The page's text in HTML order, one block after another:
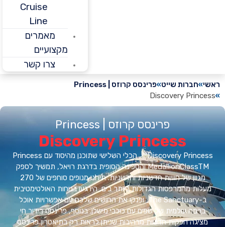
Cruise
מאמרים
מקצועיים
צרו קשר
חברות שייט פרינסס קרוזס | Princess
Discovery
פרינסס קרוזס | Princess
Discovery Princess
Discovery Princess℠, הכלי השלישי שתוכנן מהיסוד עם Princess
MedallionClassTM והספינה הסופית בדרגת רויאל, תמשיך לספק
מגוון של חוויות חדשניות וחדשניות. תיהנו מנופים סוחפים של 270
מהמרפסות הגדולות ביותר בים, הירגעו בנוחות האולטימטיבית
ב-The Sanctuary, ופנקו את החושים שלכם עם אפשרויות אוכל
עולמית של שפים עם כוכבי מישלן. בנוסף, פרינסס בידור חי
הפקות חדשות מרהיבות שניתן לראות רק בתיאטרון פרינסס